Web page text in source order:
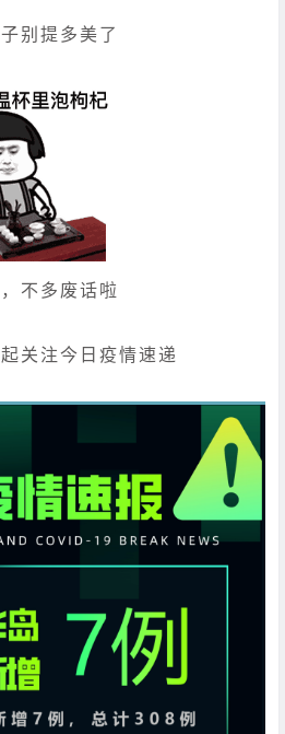
别提多美了
不多废话啦
关注今日疫情速递